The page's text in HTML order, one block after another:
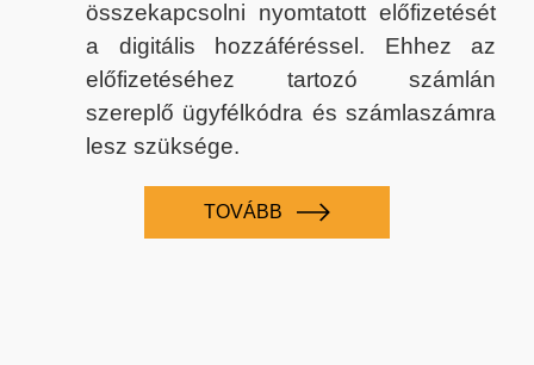
összekapcsolni nyomtatott előfizetését
a digitális hozzáféréssel. Ehhez az
előfizetéséhez tartozó számlán
szereplő ügyfélkódra és számlaszámra
lesz szüksége.
TOVÁBB